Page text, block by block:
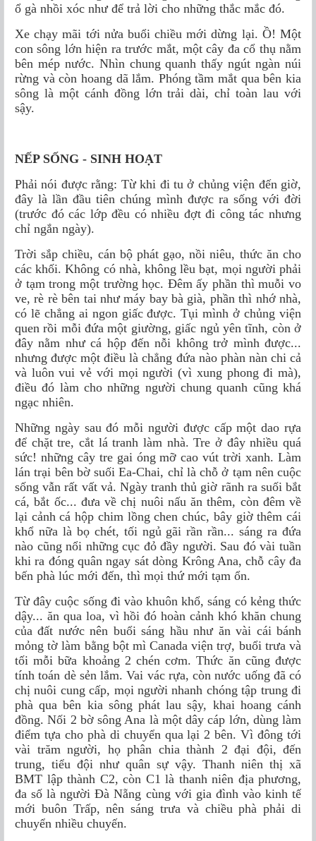
ổ gà nhồi xóc như để trả lời cho những thắc mắc đó.
Xe chạy mãi tới nửa buổi chiều mới dừng lại. Ồ! Một
con sông lớn hiện ra trước mắt, một cây đa cổ thụ nằm
bên mép nước. Nhìn chung quanh thấy ngút ngàn núi
rừng và còn hoang dã lắm. Phóng tầm mắt qua bên kia
sông là một cánh đồng lớn trải dài, chỉ toàn lau với
sậy.
NẾP SỐNG - SINH HOẠT
Phải nói được rằng: Từ khi đi tu ở chủng viện đến giờ,
đây là lần đầu tiên chúng mình được ra sống với đời
(trước đó các lớp đều có nhiều đợt đi công tác nhưng
chỉ ngắn ngày).
Trời sắp chiều, cán bộ phát gạo, nồi niêu, thức ăn cho
các khối. Không có nhà, không lều bạt, mọi người phải
ở tạm trong một trường học. Đêm ấy phần thì muỗi vo
ve, rè rè bên tai như máy bay bà già, phần thì nhớ nhà,
có lẽ chẳng ai ngon giấc được. Tụi mình ở chủng viện
quen rồi mỗi đứa một giường, giấc ngủ yên tĩnh, còn ở
đây nằm như cá hộp đến nỗi không trở mình được...
nhưng được một điều là chẳng đứa nào phàn nàn chi cả
và luôn vui vẻ với mọi người (vì xung phong đi mà),
điều đó làm cho những người chung quanh cũng khá
ngạc nhiên.
Những ngày sau đó mỗi người được cấp một dao rựa
để chặt tre, cắt lá tranh làm nhà. Tre ở đây nhiều quá
sức! những cây tre gai óng mỡ cao vút trời xanh. Làm
lán trại bên bờ suối Ea-Chai, chỉ là chỗ ở tạm nên cuộc
sống vẫn rất vất vả. Ngày tranh thủ giờ rãnh ra suối bắt
cá, bắt ốc... đưa về chị nuôi nấu ăn thêm, còn đêm về
lại cảnh cá hộp chim lồng chen chúc, bây giờ thêm cái
khổ nữa là bọ chét, tối ngủ gãi rần rần... sáng ra đứa
nào cũng nổi những cục đỏ đầy người. Sau đó vài tuần
khi ra đóng quân ngay sát dòng Krông Ana, chỗ cây đa
bến phà lúc mới đến, thì mọi thứ mới tạm ổn.
Từ đây cuộc sống đi vào khuôn khổ, sáng có kẻng thức
dậy... ăn qua loa, vì hồi đó hoàn cảnh khó khăn chung
của đất nước nên buổi sáng hầu như ăn vài cái bánh
mỏng tờ làm bằng bột mì Canada viện trợ, buổi trưa và
tối mỗi bữa khoảng 2 chén cơm. Thức ăn cũng được
tính toán dè sẻn lắm. Vai vác rựa, còn nước uống đã có
chị nuôi cung cấp, mọi người nhanh chóng tập trung đi
phà qua bên kia sông phát lau sậy, khai hoang cánh
đồng. Nối 2 bờ sông Ana là một dây cáp lớn, dùng làm
điểm tựa cho phà di chuyển qua lại 2 bên. Vì đông tới
vài trăm người, họ phân chia thành 2 đại đội, đến
trung, tiểu đội như quân sự vậy. Thanh niên thị xã
BMT lập thành C2, còn C1 là thanh niên địa phương,
đa số là người Đà Nẵng cùng với gia đình vào kinh tế
mới buôn Trấp, nên sáng trưa và chiều phà phải di
chuyển nhiều chuyến.